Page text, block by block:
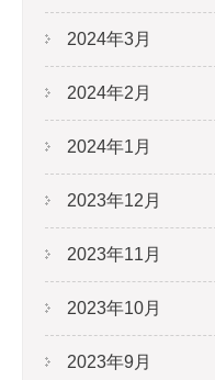
2024年3月
2024年2月
2024年1月
2023年12月
2023年11月
2023年10月
2023年9月